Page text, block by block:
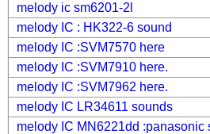
melody ic sm6201-2l
melody IC : HK322-6 sound
melody IC :SVM7570 here
melody IC :SVM7910 here.
melody IC :SVM7962 here.
melody IC LR34611 sounds
melody IC MN6221dd :panasonic